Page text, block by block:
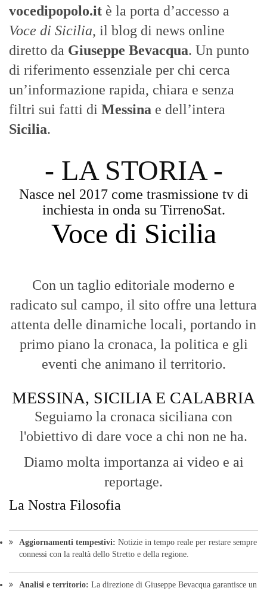
vocedipopolo.it è la porta d’accesso a
Voce di Sicilia, il blog di news online
diretto da Giuseppe Bevacqua. Un punto
di riferimento essenziale per chi cerca
un’informazione rapida, chiara e senza
filtri sui fatti di Messina e dell’intera
Sicilia.
- LA STORIA -
Nasce nel 2017 come trasmissione tv di
inchiesta in onda su TirrenoSat.
Voce di Sicilia
Con un taglio editoriale moderno e
radicato sul campo, il sito offre una lettura
attenta delle dinamiche locali, portando in
primo piano la cronaca, la politica e gli
eventi che animano il territorio.
MESSINA, SICILIA E CALABRIA
Seguiamo la cronaca siciliana con
l'obiettivo di dare voce a chi non ne ha.
Diamo molta importanza ai video e ai
reportage.
La Nostra Filosofia
Aggiornamenti tempestivi: Notizie in tempo reale per restare sempre
connessi con la realtà dello Stretto e della regione.
Analisi e territorio: La direzione di Giuseppe Bevacqua garantisce un